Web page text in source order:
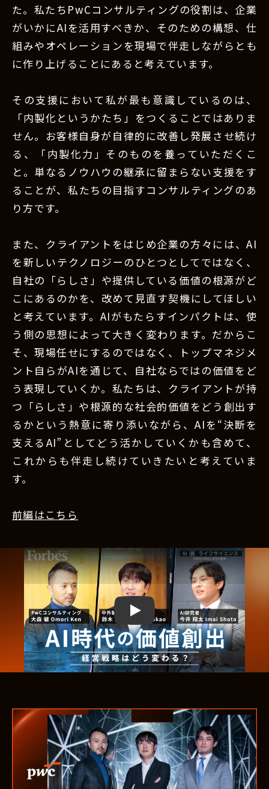
た。私たちPwCコンサルティングの役割は、企業
がいかにAIを活用すべきか、そのための構想、仕
組みやオペレーションを現場で伴走しながらとも
に作り上げることにあると考えています。
その支援において私が最も意識しているのは、
「内製化というかたち」をつくることではありま
せん。お客様自身が自律的に改善し発展させ続け
る、「内製化力」そのものを養っていただくこ
と。単なるノウハウの継承に留まらない支援をす
ることが、私たちの目指すコンサルティングのあ
り方です。
また、クライアントをはじめ企業の方々には、AI
を新しいテクノロジーのひとつとしてではなく、
自社の「らしさ」や提供している価値の根源がど
こにあるのかを、改めて見直す契機にしてほしい
と考えています。AIがもたらすインパクトは、使
う側の思想によって大きく変わります。だからこ
そ、現場任せにするのではなく、トップマネジメ
ント自らがAIを通じて、自社ならではの価値をど
う表現していくか。私たちは、クライアントが持
つ「らしさ」や根源的な社会的価値をどう創出す
るかという熱意に寄り添いながら、AIを“決断を
支えるAI”としてどう活かしていくかも含めて、
これからも伴走し続けていきたいと考えていま
す。
前編はこちら